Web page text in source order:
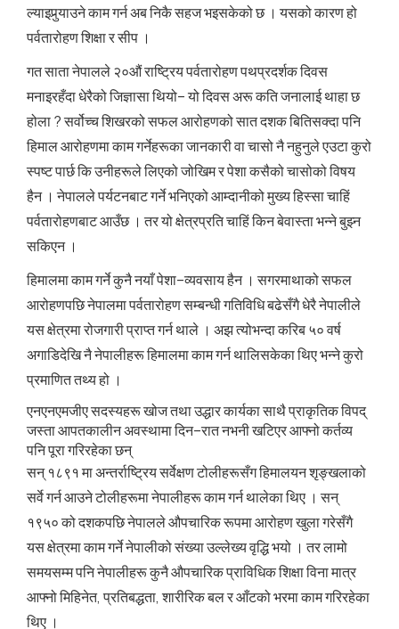
ल्याइपुर्‍याउने काम गर्न अब निकै सहज भइसकेको छ । यसको कारण हो
पर्वतारोहण शिक्षा र सीप ।
गत साता नेपालले २०औं राष्ट्रिय पर्वतारोहण पथप्रदर्शक दिवस
मनाइरहँदा धेरैको जिज्ञासा थियो– यो दिवस अरू कति जनालाई थाहा छ
होला ? सर्वोच्च शिखरको सफल आरोहणको सात दशक बितिसक्दा पनि
हिमाल आरोहणमा काम गर्नेहरूका जानकारी वा चासो नै नहुनुले एउटा कुरो
स्पष्ट पार्छ कि उनीहरूले लिएको जोखिम र पेशा कसैको चासोको विषय
हैन । नेपालले पर्यटनबाट गर्ने भनिएको आम्दानीको मुख्य हिस्सा चाहिं
पर्वतारोहणबाट आउँछ । तर यो क्षेत्रप्रति चाहिं किन बेवास्ता भन्ने बुझ्न
सकिएन ।
हिमालमा काम गर्ने कुनै नयाँ पेशा–व्यवसाय हैन । सगरमाथाको सफल
आरोहणपछि नेपालमा पर्वतारोहण सम्बन्धी गतिविधि बढेसँगै धेरै नेपालीले
यस क्षेत्रमा रोजगारी प्राप्त गर्न थाले । अझ त्योभन्दा करिब ५० वर्ष
अगाडिदेखि नै नेपालीहरू हिमालमा काम गर्न थालिसकेका थिए भन्ने कुरो
प्रमाणित तथ्य हो ।
एनएनएमजीए सदस्यहरू खोज तथा उद्धार कार्यका साथै प्राकृतिक विपद्
जस्ता आपतकालीन अवस्थामा दिन–रात नभनी खटिएर आफ्नो कर्तव्य
पनि पूरा गरिरहेका छन्
सन् १८९१ मा अन्तर्राष्ट्रिय सर्वेक्षण टोलीहरूसँग हिमालयन शृङ्खलाको
सर्वे गर्न आउने टोलीहरूमा नेपालीहरू काम गर्न थालेका थिए । सन्
१९५० को दशकपछि नेपालले औपचारिक रूपमा आरोहण खुला गरेसँगै
यस क्षेत्रमा काम गर्ने नेपालीको संख्या उल्लेख्य वृद्धि भयो । तर लामो
समयसम्म पनि नेपालीहरू कुनै औपचारिक प्राविधिक शिक्षा विना मात्र
आफ्नो मिहिनेत, प्रतिबद्धता, शारीरिक बल र आँटको भरमा काम गरिरहेका
थिए ।